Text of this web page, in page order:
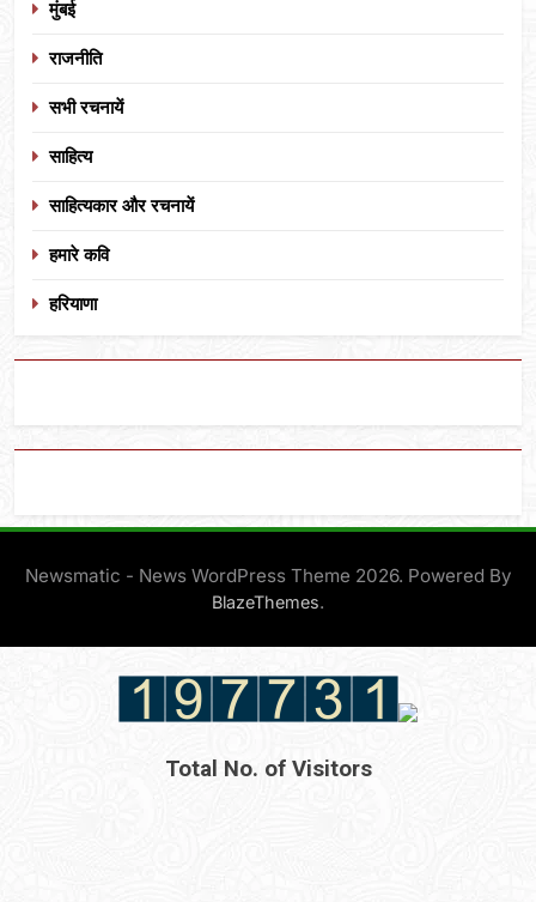
मुंबई
राजनीति
सभी रचनायें
साहित्य
साहित्यकार और रचनायें
हमारे कवि
हरियाणा
Newsmatic - News WordPress Theme 2026. Powered By
BlazeThemes.
Total No. of Visitors